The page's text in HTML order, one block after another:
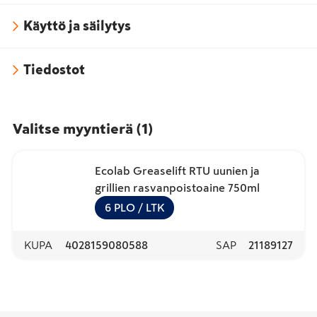
Käyttö ja säilytys
Tiedostot
Valitse myyntierä (1)
Ecolab Greaselift RTU uunien ja
grillien rasvanpoistoaine 750ml
6 PLO / LTK
KUPA 4028159080588 SAP 21189127